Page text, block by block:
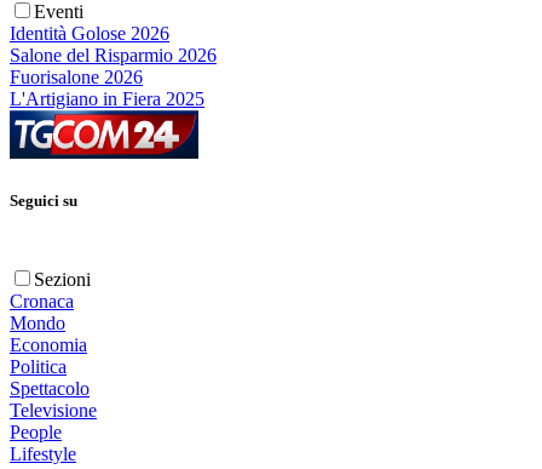
Eventi
Identità Golose 2026
Salone del Risparmio 2026
Fuorisalone 2026
L'Artigiano in Fiera 2025
Seguici su
Sezioni
Cronaca
Mondo
Economia
Politica
Spettacolo
Televisione
People
Lifestyle